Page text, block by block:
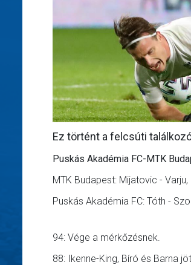
Ez történt a felcsúti
Puskás Akadémia FC-MTK
MTK Budapest: Mijatovic -
Puskás Akadémia FC: Tóth -
94: Vége a mérkőzésnek.
88: Ikenne-King, Bíró és Barna